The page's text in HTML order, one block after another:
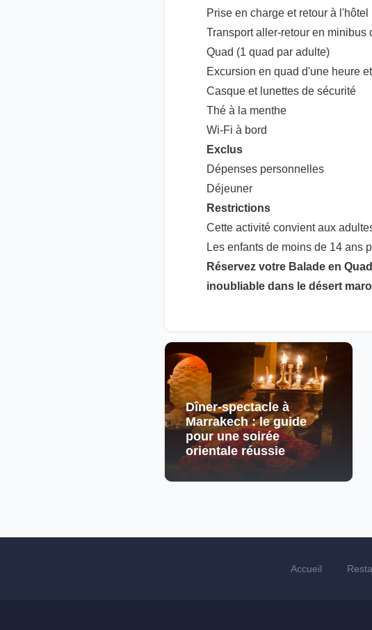
Prise en charge et retour à l'hôtel
Transport aller-retour en minibus
Quad (1 quad par adulte)
Excursion en quad d'une heure
Casque et lunettes de sécurité
Thé à la menthe
Wi-Fi à bord
Exclus
Dépenses personnelles
Déjeuner
Restrictions
Cette activité convient aux
Les enfants de moins de 14 ans
Réservez votre Balade en
inoubliable dans le désert
Dîner-spectacle à
Marrakech : le guide
pour une soirée
orientale réussie
Accueil